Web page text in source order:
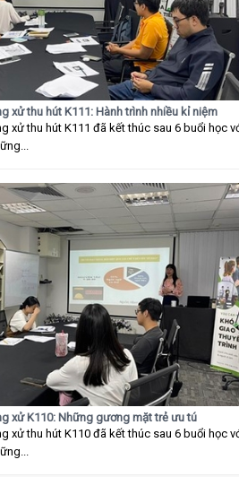
xử thu hút K111: Hành trình nhiều kỉ niệm
xử thu hút K111 đã kết thúc sau 6 buổi học
xử K110: Những gương mặt trẻ ưu tú
xử thu hút K110 đã kết thúc sau 6 buổi học